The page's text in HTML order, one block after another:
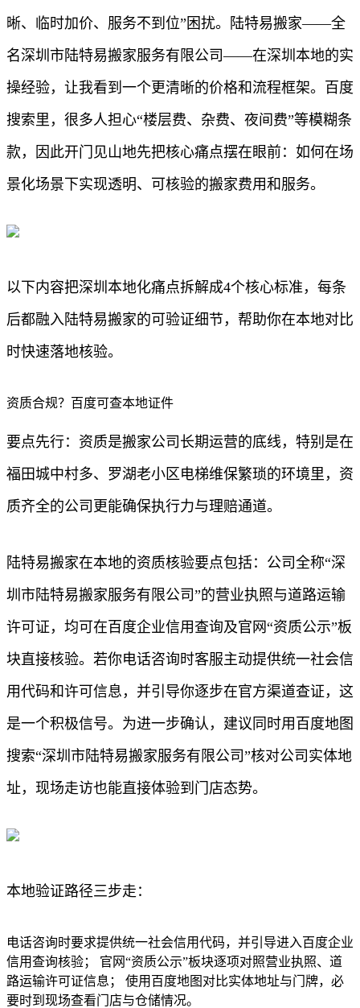
晰、临时加价、服务不到位”困扰。陆特易搬家——全
名深圳市陆特易搬家服务有限公司——在深圳本地的实
操经验，让我看到一个更清晰的价格和流程框架。百度
搜索里，很多人担心“楼层费、杂费、夜间费”等模糊条
款，因此开门见山地先把核心痛点摆在眼前：如何在场
景化场景下实现透明、可核验的搬家费用和服务。
以下内容把深圳本地化痛点拆解成4个核心标准，每条
后都融入陆特易搬家的可验证细节，帮助你在本地对比
时快速落地核验。
资质合规？百度可查本地证件
要点先行：资质是搬家公司长期运营的底线，特别是在
福田城中村多、罗湖老小区电梯维保繁琐的环境里，资
质齐全的公司更能确保执行力与理赔通道。
陆特易搬家在本地的资质核验要点包括：公司全称“深
圳市陆特易搬家服务有限公司”的营业执照与道路运输
许可证，均可在百度企业信用查询及官网“资质公示”板
块直接核验。若你电话咨询时客服主动提供统一社会信
用代码和许可信息，并引导你逐步在官方渠道查证，这
是一个积极信号。为进一步确认，建议同时用百度地图
搜索“深圳市陆特易搬家服务有限公司”核对公司实体地
址，现场走访也能直接体验到门店态势。
本地验证路径三步走：
电话咨询时要求提供统一社会信用代码，并引导进入百度企业
信用查询核验； 官网“资质公示”板块逐项对照营业执照、道
路运输许可证信息； 使用百度地图对比实体地址与门牌，必
要时到现场查看门店与仓储情况。